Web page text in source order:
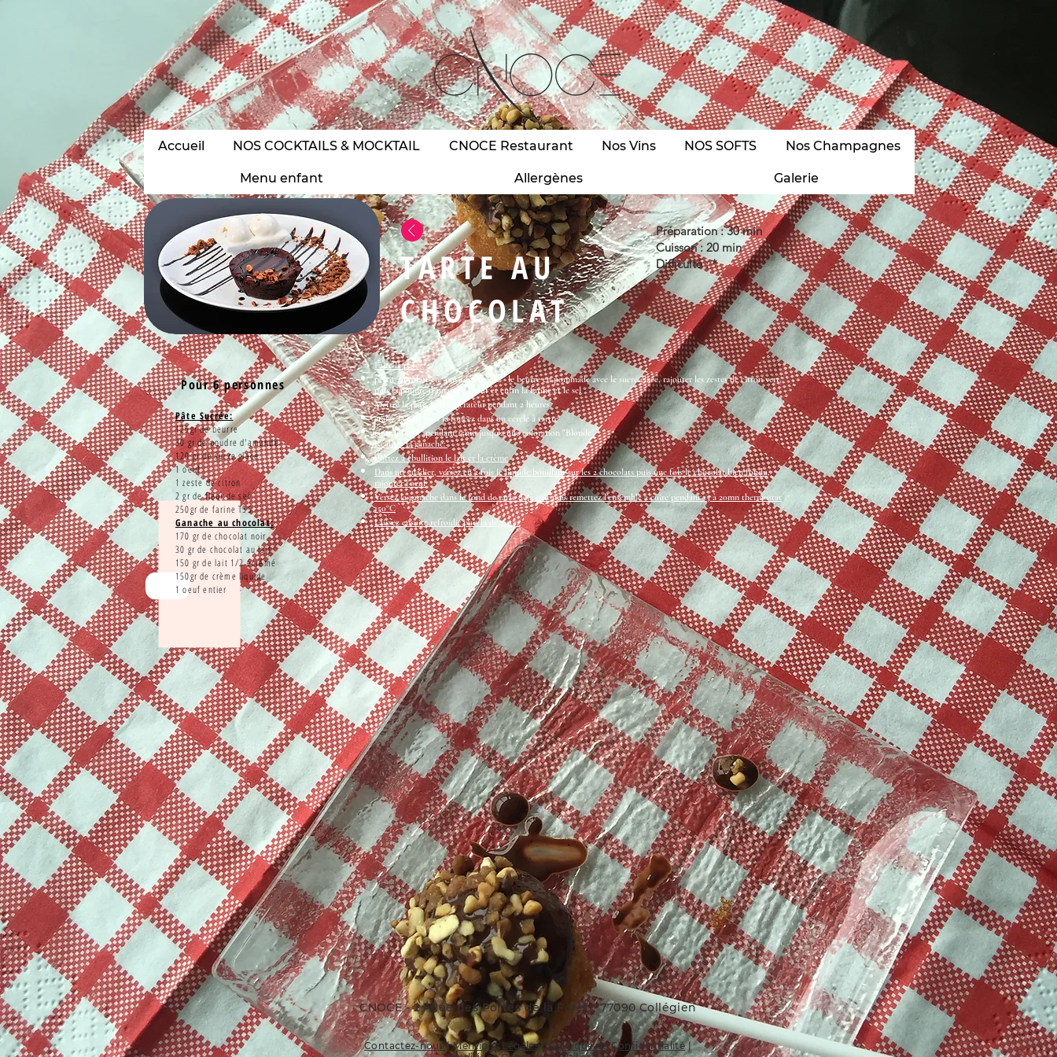
Accueil NOS COCKTAILS & MOCKTAIL CNOCE Restaurant Nos Vins NOS SOFTS Nos Champagnes
Menu enfant Allergènes Galerie
TARTE AU
CHOCOLAT
Préparation : 30 min
Cuisson : 20 min
Difficulté : *
Pour 6 personnes
Pâte Sucrée:
125gr de beurre
30 gr de poudre d'amande
120 gr de sucre glace
1 oeuf
1 zeste de citron
2 gr de fleur de sel
250gr de farine T55
Ganache au chocolat:
170 gr de chocolat noir
30 gr de chocolat au lait
150 gr de lait 1/2 écrémé
150gr de crème liquide
1 oeuf entier
Faire la pâte :
pétrir au robot en "position rapide" le beurre en pommade avec le sucre glace, rajouter les zestes de citron vert,
puis la poudre d'amande, l'oeuf et enfin la farine et le sel
Mettre la pate au réfrigérateur pendant 2 heures
étalez la pâte puis la foncez dans un cercle à tartte
cuire à 180°C pendant 15mn jusqu'à une coloration "Blonde"
Réaliser la ganache:
Portez à ébullition le lait et la crème
Dans un saladier, versez en 2 fois le liquide bouillant sur les 2 chocolats puis une fois le chocolat bien fondu,
rajouter l'oeuf
Versez la ganache dans le fond de tarte déjà cuit puis remettez l'ensemble à cuire pendant 15 à 20mn thermostat
150°C
Laissez ensuite refroidir puis la déguster
CNOCE - 2 Allée des Portes de la Forêt - 77090 Collégien
Contactez-nous|Mentions Légales|Politique de Confidentialité|